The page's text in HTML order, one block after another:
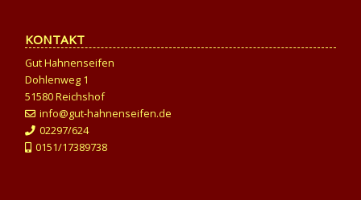
KONTAKT
Gut Hahnenseifen
Dohlenweg 1
51580 Reichshof
info@gut-hahnenseifen.de
02297/624
0151/17389738